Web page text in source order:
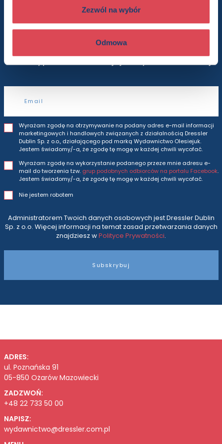
Zezwól na wybór
Odmowa
do newslettera
Będziesz otrzymywać wszytkie nasze nowości
i ofertyprosto do Twojej skrzynki odbiorczej.
Wyrażam zgodę na otrzymywanie na podany adres e-mail informacji
marketingowych i handlowych związanych z działalnością Dressler
Dublin Sp. z o.o., działającego pod marką Wydawnictwo Olesiejuk.
Jestem świadomy/-a, że zgodę tę mogę w każdej chwili wycofać.
Wyrażam zgodę na wykorzystanie podanego przeze mnie adresu e-
mail do tworzenia tzw. grup podobnych odbiorców na portalu Facebook.
Jestem świadomy/-a, że zgodę tę mogę w każdej chwili wycofać.
Nie jestem robotem
Administratorem Twoich danych osobowych jest Dressler Dublin
Sp. z o.o. Więcej informacji na temat zasad przetwarzania danych
znajdziesz wPolityce Prywatności.
Subskrybuj
ADRES:
ul. Poznańska 91
05-850 Ożarów Mazowiecki
ZADZWOŃ:
+48 22 733 50 00
NAPISZ:
wydawnictwo@dressler.com.pl